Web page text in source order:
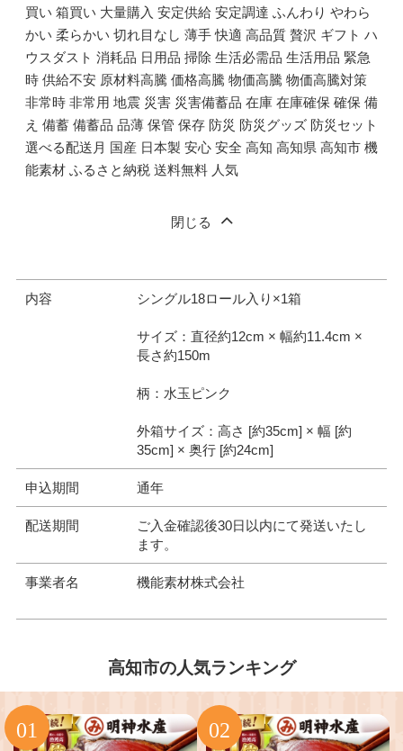
買い 箱買い 大量購入 安定供給 安定調達 ふんわり やわら
かい 柔らかい 切れ目なし 薄手 快適 高品質 贅沢 ギフト ハ
ウスダスト 消耗品 日用品 掃除 生活必需品 生活用品 緊急
時 供給不安 原材料高騰 価格高騰 物価高騰 物価高騰対策
非常時 非常用 地震 災害 災害備蓄品 在庫 在庫確保 確保 備
え 備蓄 備蓄品 品薄 保管 保存 防災 防災グッズ 防災セット
選べる配送月 国産 日本製 安心 安全 高知 高知県 高知市 機
能素材 ふるさと納税 送料無料 人気
閉じる
内容 シングル18ロール入り×1箱
サイズ：直径約12cm × 幅約11.4cm ×
長さ約150m
柄：水玉ピンク
外箱サイズ：高さ [約35cm] × 幅 [約
35cm] × 奥行 [約24cm]
申込期間 通年
配送期間
ご入金確認後30日以内にて発送いたし
ます。
事業者名 機能素材株式会社
高知市の人気ランキング